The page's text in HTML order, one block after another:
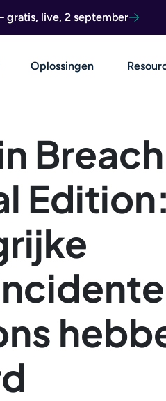
gratis, live, 2 september
Oplossingen
Breach